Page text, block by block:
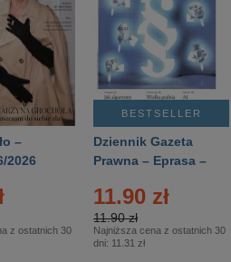
–
2026
z ostatnich 30
BESTSELLER
Dziennik Gazeta
Prawna – Eprasa –
11.90 zł
11.90 zł
Najniższa cena z ostatnich 30
dni: 11.31 zł